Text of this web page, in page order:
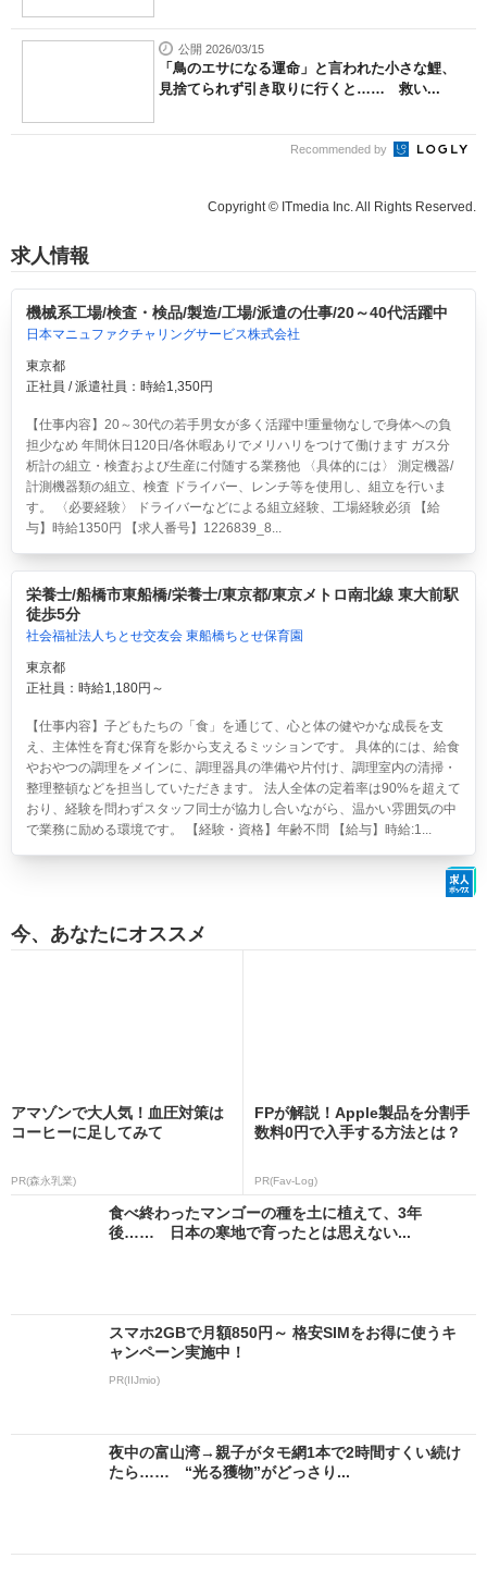
公開 2026/03/15
「鳥のエサになる運命」と言われた小さな鯉、
見捨てられず引き取りに行くと…… 救い...
Recommended by
Copyright © ITmedia Inc. All Rights Reserved.
求人情報
機械系工場/検査・検品/製造/工場/派遣の仕事/20～40代活躍中
日本マニュファクチャリングサービス株式会社
東京都
正社員 / 派遣社員：時給1,350円
【仕事内容】20～30代の若手男女が多く活躍中!重量物なしで身体への負
担少なめ 年間休日120日/各休暇ありでメリハリをつけて働けます ガス分
析計の組立・検査および生産に付随する業務他 〈具体的には〉 測定機器/
計測機器類の組立、検査 ドライバー、レンチ等を使用し、組立を行いま
す。 〈必要経験〉 ドライバーなどによる組立経験、工場経験必須 【給
与】時給1350円 【求人番号】1226839_8...
栄養士/船橋市東船橋/栄養士/東京都/東京メトロ南北線 東大前駅
徒歩5分
社会福祉法人ちとせ交友会 東船橋ちとせ保育園
東京都
正社員：時給1,180円～
【仕事内容】子どもたちの「食」を通じて、心と体の健やかな成長を支
え、主体性を育む保育を影から支えるミッションです。 具体的には、給食
やおやつの調理をメインに、調理器具の準備や片付け、調理室内の清掃・
整理整頓などを担当していただきます。 法人全体の定着率は90%を超えて
おり、経験を問わずスタッフ同士が協力し合いながら、温かい雰囲気の中
で業務に励める環境です。 【経験・資格】年齢不問 【給与】時給:1...
今、あなたにオススメ
アマゾンで大人気！血圧対策は
コーヒーに足してみて
PR(森永乳業)
FPが解説！Apple製品を分割手
数料0円で入手する方法とは？
PR(Fav-Log)
食べ終わったマンゴーの種を土に植えて、3年
後…… 日本の寒地で育ったとは思えない...
スマホ2GBで月額850円～ 格安SIMをお得に使うキ
ャンペーン実施中！
PR(IIJmio)
夜中の富山湾→親子がタモ網1本で2時間すくい続け
たら…… “光る獲物”がどっさり...